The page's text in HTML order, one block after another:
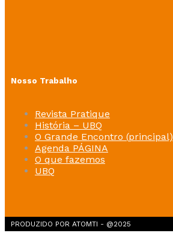
Nosso Trabalho
Revista Pratique
História – UBQ
O Grande Encontro (principal)
Agenda PÁGINA
O que fazemos
UBQ
PRODUZIDO POR ATOMTI - @2025